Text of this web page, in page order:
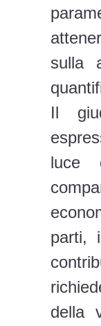
sulla
Il
luce
parti,
della